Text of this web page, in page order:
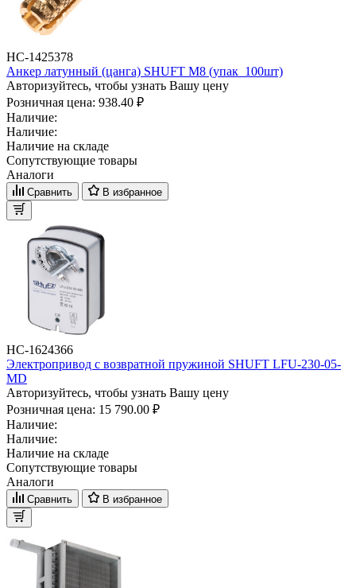
НС-1425378
Анкер латунный (цанга) SHUFT М8 (упак_100шт)
Авторизуйтесь, чтобы узнать Вашу цену
Розничная цена: 938.40 ₽
Наличие:
Наличие:
Наличие на складе
Сопутствующие товары
Аналоги
Сравнить В избранное
НС-1624366
Электропривод с возвратной пружиной SHUFT LFU-230-05-
MD
Авторизуйтесь, чтобы узнать Вашу цену
Розничная цена: 15 790.00 ₽
Наличие:
Наличие:
Наличие на складе
Сопутствующие товары
Аналоги
Сравнить В избранное